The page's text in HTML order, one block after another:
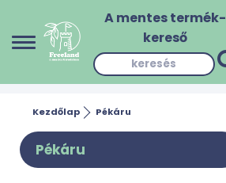
A mentes termék-
kereső
Kezdőlap Pékáru
Pékáru